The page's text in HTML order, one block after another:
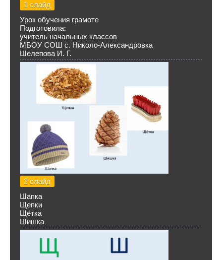
1 слайд
Урок обучения грамоте
Подготовила:
учитель начальных классов
МБОУ СОШ с. Николо-Александровка
Шелепова И. Г.
2 слайд
Шапка
Щепки
Щётка
Шишка